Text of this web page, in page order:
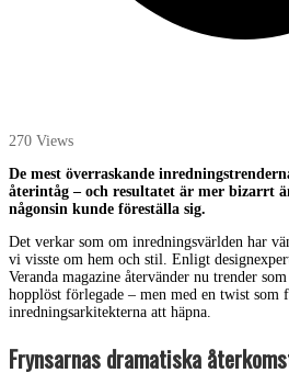
270 Views
De mest överraskande
återintåg – och resultatet är mer bizarrt
någonsin kunde föreställa sig.
Det verkar som om inredningsvärlden har
vi visste om hem och stil. Enligt
Veranda magazine återvänder nu trender
hopplöst förlegade – men med en twist som
inredningsarkitekterna att häpna.
Frynsarnas dramatiska